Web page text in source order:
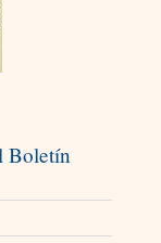
Boletín